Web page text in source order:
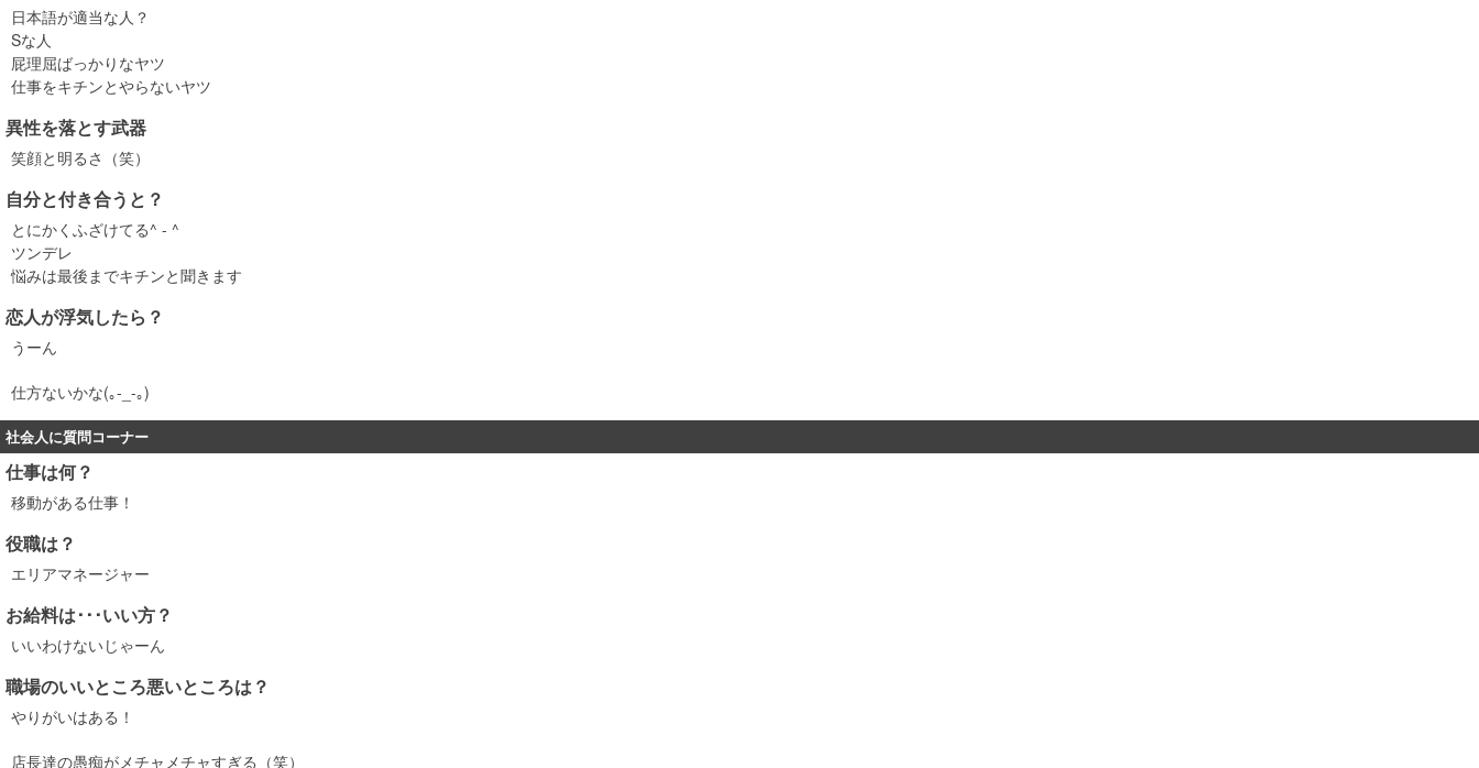
日本語が適当な人？
Sな人
屁理屈ばっかりなヤツ
仕事をキチンとやらないヤツ
異性を落とす武器
笑顔と明るさ（笑）
自分と付き合うと？
とにかくふざけてる^ - ^
ツンデレ
悩みは最後までキチンと聞きます
恋人が浮気したら？
うーん
仕方ないかな(｡-_-｡)
社会人に質問コーナー
仕事は何？
移動がある仕事！
役職は？
エリアマネージャー
お給料は･･･いい方？
いいわけないじゃーん
職場のいいところ悪いところは？
やりがいはある！
店長達の愚痴がメチャメチャすぎる（笑）